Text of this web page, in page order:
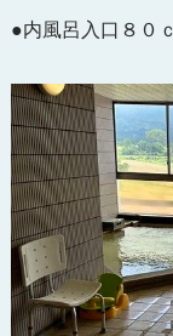
●内風呂入口８０